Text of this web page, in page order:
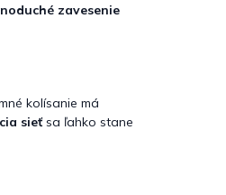
zavesenie
kolísanie má
sieť sa ľahko stane